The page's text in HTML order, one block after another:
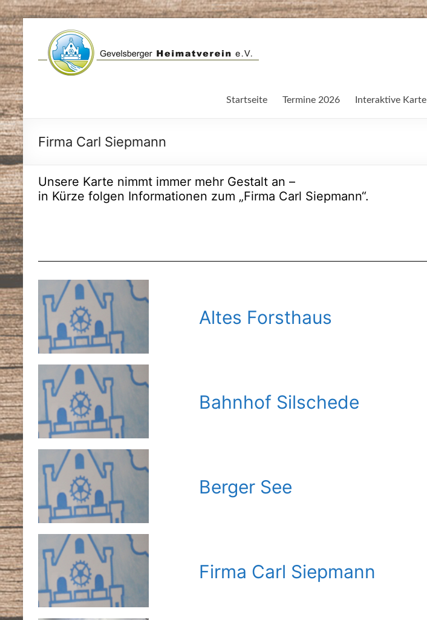
Zum
Inhalt
springen
Startseite Termine 2026 Interaktive Karte
Firma Carl Siepmann
Unsere Karte nimmt immer mehr Gestalt an –
in Kürze folgen Informationen zum „Firma Carl Siepmann“.
Altes Forsthaus
Bahnhof Silschede
Berger See
Firma Carl Siepmann